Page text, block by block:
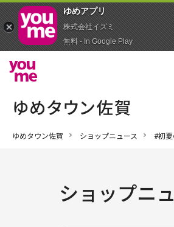
ゆめタウン佐賀 ショップニュース #初夏
ショップニ
ゆめアプ‪リ‬
株式会社イズミ
無料 - In Google Play